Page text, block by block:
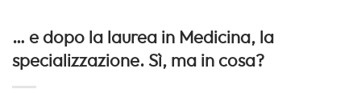
… e dopo la laurea in Medicina, la
specializzazione. Sì, ma in cosa?